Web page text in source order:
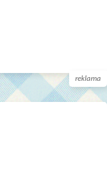
reklama